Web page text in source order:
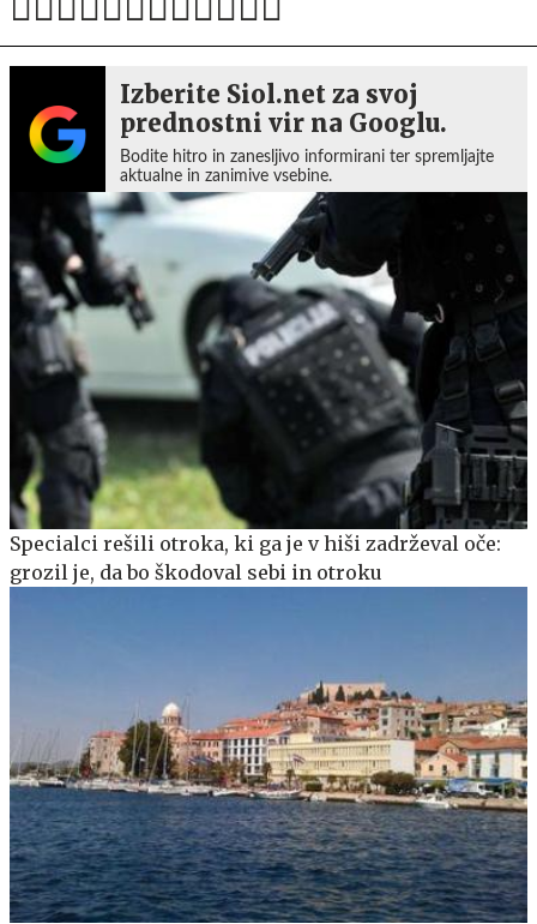
Izberite Siol.net za svoj
prednostni vir na Googlu.
Bodite hitro in zanesljivo informirani ter spremljajte
aktualne in zanimive vsebine.
Specialci rešili otroka, ki ga je v hiši zadrževal oče:
grozil je, da bo škodoval sebi in otroku